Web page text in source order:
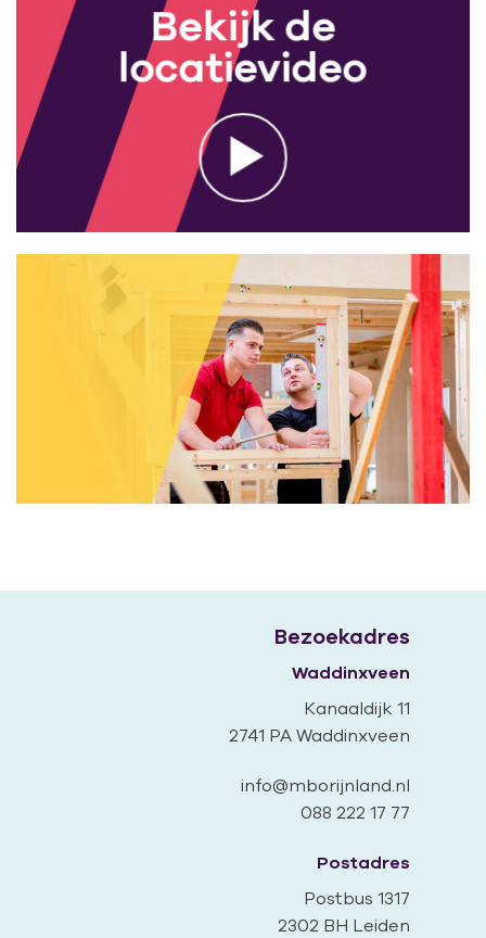
Bekijk de
locatievideo
Bezoekadres
Waddinxveen
Kanaaldijk 11
2741 PA Waddinxveen
info@mborijnland.nl
088 222 17 77
Postadres
Postbus 1317
2302 BH Leiden